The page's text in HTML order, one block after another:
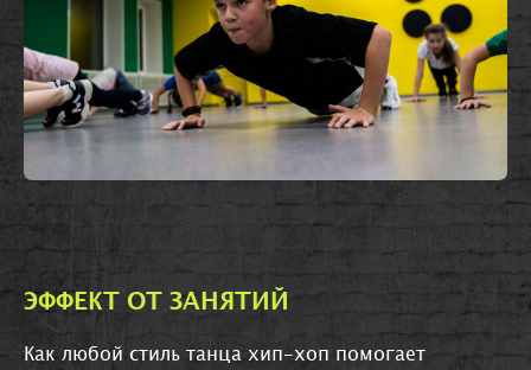
ЭФФЕКТ ОТ ЗАНЯТИЙ
Как любой стиль танца хип-хоп помогает